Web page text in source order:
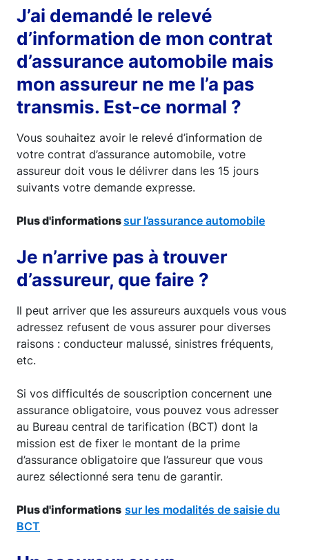
J’ai demandé le relevé
d’information de mon contrat
d’assurance automobile mais
mon assureur ne me l’a pas
transmis. Est-ce normal ?
Vous souhaitez avoir le relevé d’information de
votre contrat d’assurance automobile, votre
assureur doit vous le délivrer dans les 15 jours
suivants votre demande expresse.
Plus d'informationssur l’assurance automobile
Je n’arrive pas à trouver
d’assureur, que faire ?
Il peut arriver que les assureurs auxquels vous vous
adressez refusent de vous assurer pour diverses
raisons : conducteur malussé, sinistres fréquents,
etc.
Si vos difficultés de souscription concernent une
assurance obligatoire, vous pouvez vous adresser
au Bureau central de tarification (BCT) dont la
mission est de fixer le montant de la prime
d’assurance obligatoire que l’assureur que vous
aurez sélectionné sera tenu de garantir.
Plus d'informations sur les modalités de saisie du
BCT